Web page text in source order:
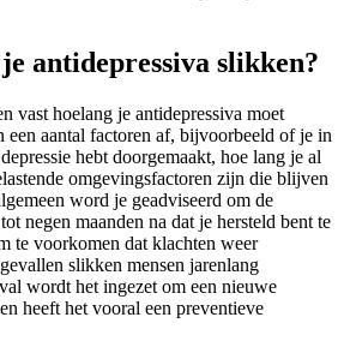
antidepressiva slikken?
vast hoelang je antidepressiva moet
een aantal factoren af, bijvoorbeeld of je in
hebt doorgemaakt, hoe lang je al
omgevingsfactoren zijn die blijven
word je geadviseerd om de
negen maanden na dat je hersteld bent te
te voorkomen dat klachten weer
slikken mensen jarenlang
wordt het ingezet om een nieuwe
heeft het vooral een preventieve